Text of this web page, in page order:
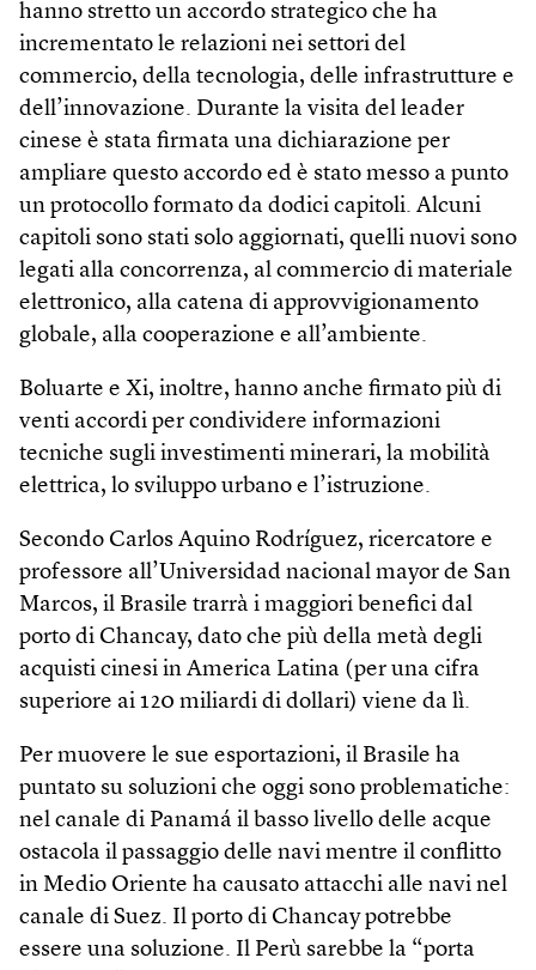
hanno stretto un accordo strategico che ha
incrementato le relazioni nei settori del
commercio, della tecnologia, delle infrastrutture e
dell’innovazione. Durante la visita del leader
cinese è stata firmata una dichiarazione per
ampliare questo accordo ed è stato messo a punto
un protocollo formato da dodici capitoli. Alcuni
capitoli sono stati solo aggiornati, quelli nuovi sono
legati alla concorrenza, al commercio di materiale
elettronico, alla catena di approvvigionamento
globale, alla cooperazione e all’ambiente.
Boluarte e Xi, inoltre, hanno anche firmato più di
venti accordi per condividere informazioni
tecniche sugli investimenti minerari, la mobilità
elettrica, lo sviluppo urbano e l’istruzione.
Secondo Carlos Aquino Rodríguez, ricercatore e
professore all’Universidad nacional mayor de San
Marcos, il Brasile trarrà i maggiori benefici dal
porto di Chancay, dato che più della metà degli
acquisti cinesi in America Latina (per una cifra
superiore ai 120 miliardi di dollari) viene da lì.
Per muovere le sue esportazioni, il Brasile ha
puntato su soluzioni che oggi sono problematiche:
nel canale di Panamá il basso livello delle acque
ostacola il passaggio delle navi mentre il conflitto
in Medio Oriente ha causato attacchi alle navi nel
canale di Suez. Il porto di Chancay potrebbe
essere una soluzione. Il Perù sarebbe la “porta